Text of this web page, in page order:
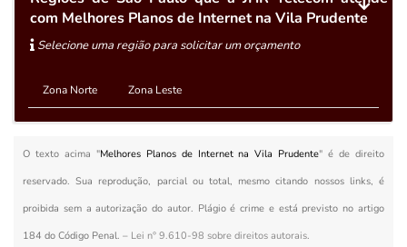
com Melhores Planos de Internet na Vila Prudente
Selecione uma região para solicitar um orçamento
Zona Norte Zona Leste
O texto acima "Melhores Planos de Internet na Vila Prudente" é de direito
reservado. Sua reprodução, parcial ou total, mesmo citando nossos links, é
proibida sem a autorização do autor. Plágio é crime e está previsto no artigo
184 do Código Penal. – Lei n° 9.610-98 sobre direitos autorais.